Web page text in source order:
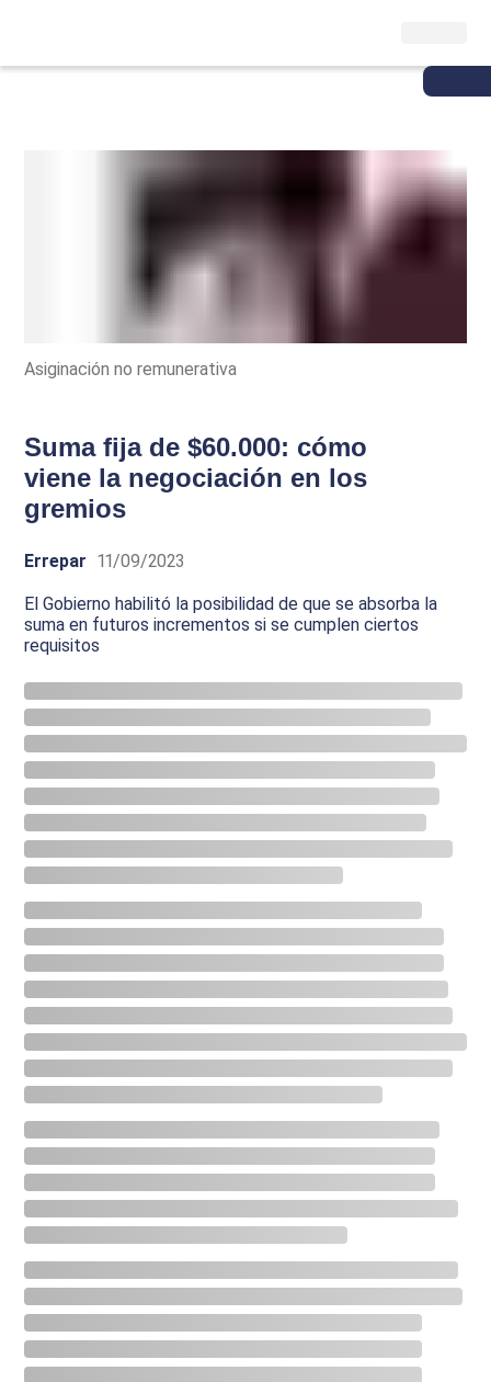
Asiginación no remunerativa
Suma fija de $60.000: cómo
viene la negociación en los
gremios
Errepar 11/09/2023
El Gobierno habilitó la posibilidad de que se absorba la
suma en futuros incrementos si se cumplen ciertos
requisitos